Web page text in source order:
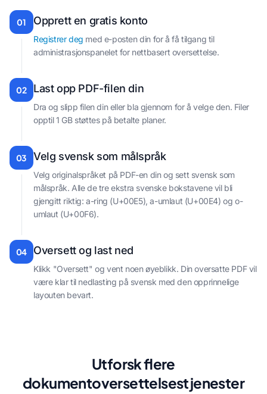
01 Opprett en gratis konto
Registrer deg med e-posten din for å få tilgang til
administrasjonspanelet for nettbasert oversettelse.
02 Last opp PDF-filen din
Dra og slipp filen din eller bla gjennom for å velge den. Filer
opptil 1 GB støttes på betalte planer.
03 Velg svensk som målspråk
Velg originalspråket på PDF-en din og sett svensk som
målspråk. Alle de tre ekstra svenske bokstavene vil bli
gjengitt riktig: a-ring (U+00E5), a-umlaut (U+00E4) og o-
umlaut (U+00F6).
04 Oversett og last ned
Klikk "Oversett" og vent noen øyeblikk. Din oversatte PDF vil
være klar til nedlasting på svensk med den opprinnelige
layouten bevart.
Utforsk flere
dokumentoversettelsestjenester